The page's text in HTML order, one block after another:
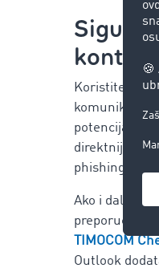
Koristite
komunikaciju
potencijalnim
direktniji i
phishing
Ako i dalje
TIMOCOM
Outlook